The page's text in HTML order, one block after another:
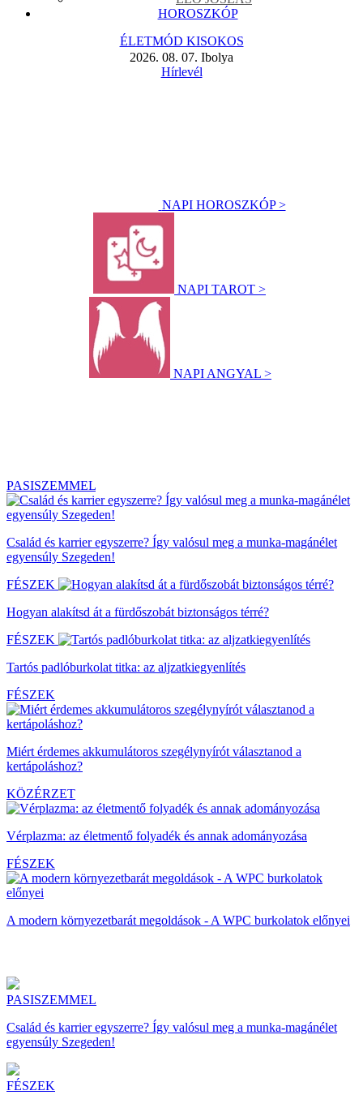
HOROSZKÓP
ÉLETMÓD KISOKOS
2026. 08. 07. Ibolya
Hírlevél
NAPI HOROSZKÓP >
NAPI TAROT >
NAPI ANGYAL >
PASISZEMMEL
Család és karrier egyszerre? Így valósul meg a munka-magánélet
egyensúly Szegeden!
FÉSZEK
Hogyan alakítsd át a fürdőszobát biztonságos térré?
FÉSZEK
Tartós padlóburkolat titka: az aljzatkiegyenlítés
FÉSZEK
Miért érdemes akkumulátoros szegélynyírót választanod a
kertápoláshoz?
KÖZÉRZET
Vérplazma: az életmentő folyadék és annak adományozása
FÉSZEK
A modern környezetbarát megoldások - A WPC burkolatok előnyei
PASISZEMMEL
Család és karrier egyszerre? Így valósul meg a munka-magánélet
egyensúly Szegeden!
FÉSZEK